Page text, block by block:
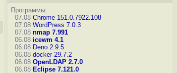
Программы:
07.08 Chrome 151.0.7922.108
07.08 WordPress 7.0.3
07.08 nmap 7.991
06.08 icewm 4.1
06.08 Deno 2.9.5
06.08 docker 29.7.2
06.08 OpenLDAP 2.7.0
06.08 Eclipse 7.121.0